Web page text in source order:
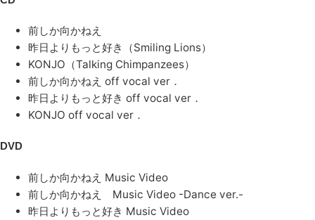
前しか向かねえ
昨日よりもっと好き（Smiling Lions）
KONJO（Talking Chimpanzees）
前しか向かねえ off vocal ver．
昨日よりもっと好き off vocal ver．
KONJO off vocal ver．
DVD
前しか向かねえ Music Video
前しか向かねえ Music Video -Dance ver.-
昨日よりもっと好き Music Video